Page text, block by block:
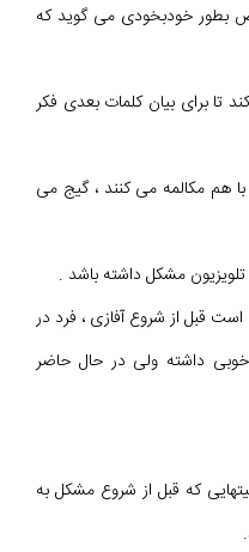
بطور خودبخودی می گوید که
تا برای بیان کلمات بعدی فکر
هم مکالمه می کنند ، گیج می
مشکل داشته باشد .
است قبل از شروع آفازی ، فرد در
خوبی داشته ولی در حال حاضر
که قبل از شروع مشکل به